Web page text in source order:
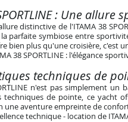
: Une
distinctive de l'ITAMA 38
parfaite symbiose entre
bien plus qu'une croisière, c'est
38 SPORTLINE : l'élégance
techniques de
n'est pas simplement
techniques de pointe, ce yacht
une aventure empreinte de
technique - location de